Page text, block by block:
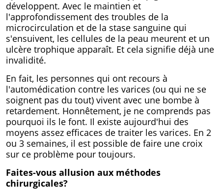
développent. Avec le maintien et
l'approfondissement des troubles de la
microcirculation et de la stase sanguine qui
s'ensuivent, les cellules de la peau meurent et un
ulcère trophique apparaît. Et cela signifie déjà une
invalidité.
En fait, les personnes qui ont recours à
l'automédication contre les varices (ou qui ne se
soignent pas du tout) vivent avec une bombe à
retardement. Honnêtement, je ne comprends pas
pourquoi ils le font. Il existe aujourd'hui des
moyens assez efficaces de traiter les varices. En 2
ou 3 semaines, il est possible de faire une croix
sur ce problème pour toujours.
Faites-vous allusion aux méthodes
chirurgicales?